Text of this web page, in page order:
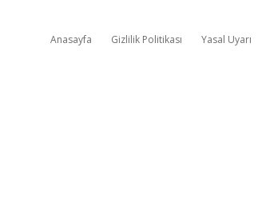
Anasayfa Gizlilik Politikası Yasal Uyarı